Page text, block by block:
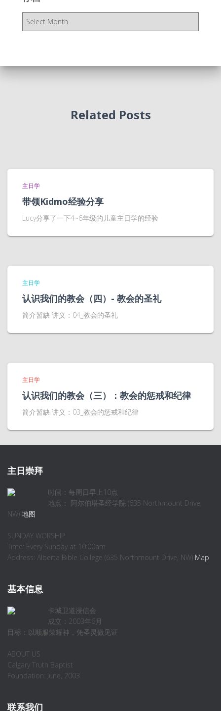
存
Related Posts
主日学
带领Kidmo经验分享
Lucy分享了一下4~6年级的儿童主日学的经验
主日学
认识我们的教会（四）- 教会的圣礼
简介暂缺 讲义：04_教会的圣礼
主日学
认识我们的教会（三）：教会的惩戒和纪律
简介暂缺 讲义：03_教会的惩戒和纪律
主日崇拜
时间：每周日早上10点
地点： 阿尔伯塔圣经学院 (635 Northmount Drive,
NW) 地图
SUNDAY WORSHIP
Time: Every Sunday at 10:00am
Address: Alberta Bible College (635 Northmount Drive, NW) Map
基本信息
卡城卫道浸信会
成立：2003年6月
目标：以顺服荣耀神，凭圣灵做见证
ABOUT US
Calgary Truth Baptist
Foundation: June, 2003
联系我们